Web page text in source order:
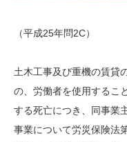
（平成25年問2C）
土木工事及び重機の賃貸
の、労働者を使用するこ
する死亡につき、同事業
事業について労災保険法